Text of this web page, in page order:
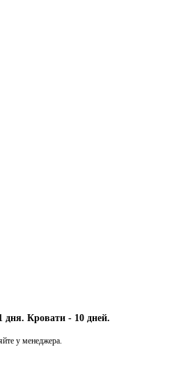
дня. Кровати - 10 дней.
у менеджера.